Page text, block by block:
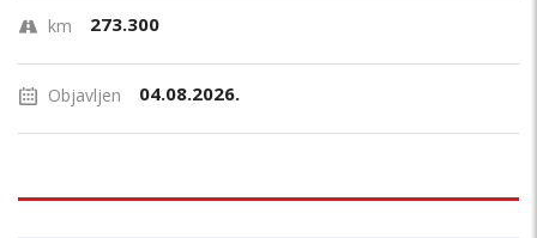
km 273.300
Objavljen 04.08.2026.